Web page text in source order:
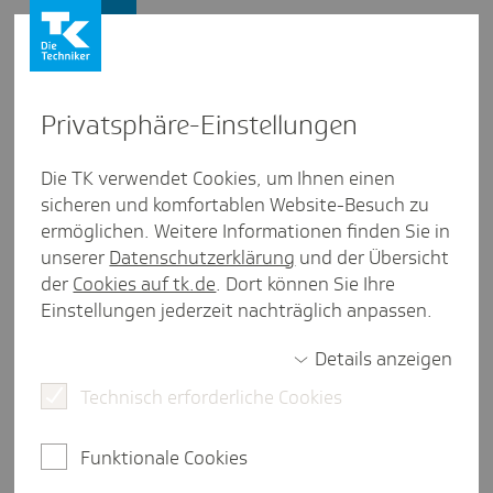
"Das ambu­lante Angebot muss
verbrei­tert werden."
Artikel aus Berlin/Bran­den­burg
Fachkräftemangel, überfüllte Notaufnahmen,
Berliner Krankenhausgesellschaft, fordert im TK-
Presse und Politik Krankenhausversorgung
Privat­sphäre-Einstel­lungen
Die TK verwendet Cookies, um Ihnen einen
sicheren und komfortablen Website-Besuch zu
ermöglichen. Weitere Informationen finden Sie in
unserer Datenschutzerklärung und der Übersicht
der Cookies auf tk.de. Dort können Sie Ihre
Einstellungen jederzeit nachträglich anpassen.
Details anzeigen
Technisch erforderliche Cookies
Funktionale Cookies